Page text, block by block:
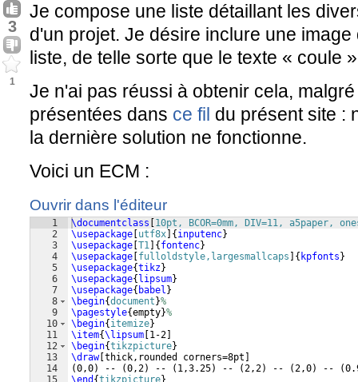
3
1
Je compose une liste détaillant les
d'un projet. Je désire inclure une
liste, de telle sorte que le texte « coule
Je n'ai pas réussi à obtenir cela,
présentées dans ce fil du présent site :
la dernière solution ne fonctionne.
Voici un ECM :
Ouvrir dans l'éditeur
1
2
3
4
5
6
7
8
9
10
11
12
13
14
15
\documentclass
10pt, BCOR=0mm, DIV=11, a5paper,
\usepackage utf8x { inputenc}
\usepackage T1 { fontenc}
\usepackage fulloldstyle,largesmallcaps { kpfonts }
\usepackage{tikz}
\usepackage{ lipsum}
\usepackage{ babel }
\begin{document }%
\pagestyle{empty}%
\begin{ itemize}
\item{\lipsum 1-2
\begin{tikzpicture}
\draw[ thick,rounded corners=8pt
(0,0) -- (0,2) -- ( 1,3.25) -- (2,2) -- (2,0) -- (
\end {tikzpicture}